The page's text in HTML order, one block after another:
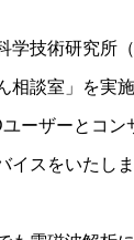
学技術研究所
相談室」を実
ーザーとコン
イスをいたしま